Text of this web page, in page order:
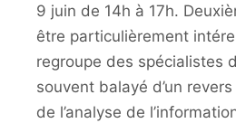
9 juin de 14h à 17h.
être particulièrement
regroupe des spécialistes
souvent balayé d’un
de l’analyse de